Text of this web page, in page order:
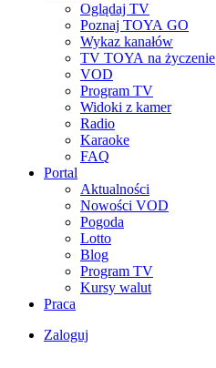
Oglądaj TV
Poznaj TOYA GO
Wykaz kanałów
TV TOYA na życzenie
VOD
Program TV
Widoki z kamer
Radio
Karaoke
FAQ
Portal
Aktualności
Nowości VOD
Pogoda
Lotto
Blog
Program TV
Kursy walut
Praca
Zaloguj